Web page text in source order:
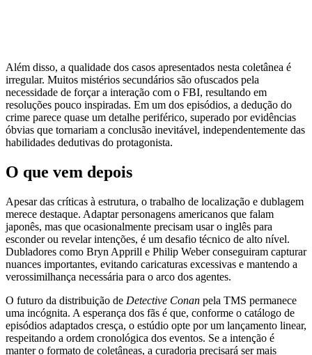
Além disso, a qualidade dos casos apresentados nesta coletânea é
irregular. Muitos mistérios secundários são ofuscados pela
necessidade de forçar a interação com o FBI, resultando em
resoluções pouco inspiradas. Em um dos episódios, a dedução do
crime parece quase um detalhe periférico, superado por evidências
óbvias que tornariam a conclusão inevitável, independentemente das
habilidades dedutivas do protagonista.
O que vem depois
Apesar das críticas à estrutura, o trabalho de localização e dublagem
merece destaque. Adaptar personagens americanos que falam
japonês, mas que ocasionalmente precisam usar o inglês para
esconder ou revelar intenções, é um desafio técnico de alto nível.
Dubladores como Bryn Apprill e Philip Weber conseguiram capturar
nuances importantes, evitando caricaturas excessivas e mantendo a
verossimilhança necessária para o arco dos agentes.
O futuro da distribuição de Detective Conan pela TMS permanece
uma incógnita. A esperança dos fãs é que, conforme o catálogo de
episódios adaptados cresça, o estúdio opte por um lançamento linear,
respeitando a ordem cronológica dos eventos. Se a intenção é
manter o formato de coletâneas, a curadoria precisará ser mais